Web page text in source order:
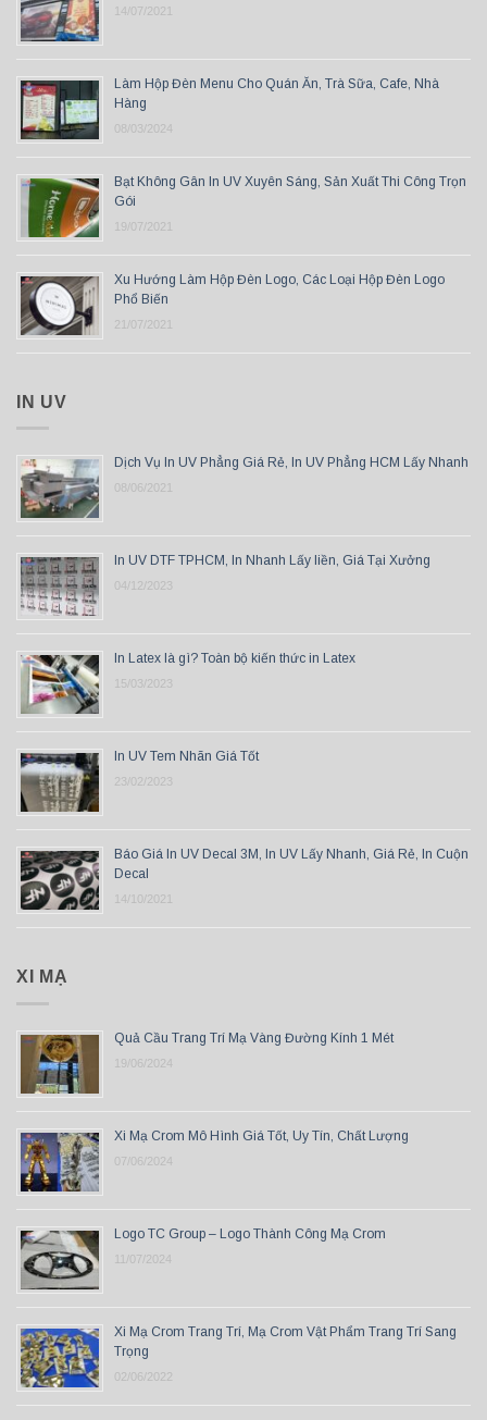
14/07/2021
Làm Hộp Đèn Menu Cho Quán Ăn, Trà Sữa, Cafe, Nhà
Hàng
08/03/2024
Bạt Không Gân In UV Xuyên Sáng, Sản Xuất Thi Công Trọn
Gói
19/07/2021
Xu Hướng Làm Hộp Đèn Logo, Các Loại Hộp Đèn Logo
Phổ Biến
21/07/2021
IN UV
Dịch Vụ In UV Phẳng Giá Rẻ, In UV Phẳng HCM Lấy Nhanh
08/06/2021
In UV DTF TPHCM, In Nhanh Lấy liền, Giá Tại Xưởng
04/12/2023
In Latex là gì? Toàn bộ kiến thức in Latex
15/03/2023
In UV Tem Nhãn Giá Tốt
23/02/2023
Báo Giá In UV Decal 3M, In UV Lấy Nhanh, Giá Rẻ, In Cuộn
Decal
14/10/2021
XI MẠ
Quả Cầu Trang Trí Mạ Vàng Đường Kính 1 Mét
19/06/2024
Xi Mạ Crom Mô Hình Giá Tốt, Uy Tín, Chất Lượng
07/06/2024
Logo TC Group – Logo Thành Công Mạ Crom
11/07/2024
Xi Mạ Crom Trang Trí, Mạ Crom Vật Phẩm Trang Trí Sang
Trọng
02/06/2022